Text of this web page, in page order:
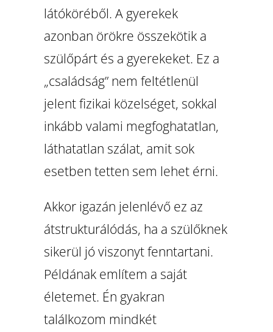
látóköréből. A gyerekek
azonban örökre összekötik a
szülőpárt és a gyerekeket. Ez a
„családság” nem feltétlenül
jelent fizikai közelséget, sokkal
inkább valami megfoghatatlan,
láthatatlan szálat, amit sok
esetben tetten sem lehet érni.
Akkor igazán jelenlévő ez az
átstrukturálódás, ha a szülőknek
sikerül jó viszonyt fenntartani.
Példának említem a saját
életemet. Én gyakran
találkozom mindkét